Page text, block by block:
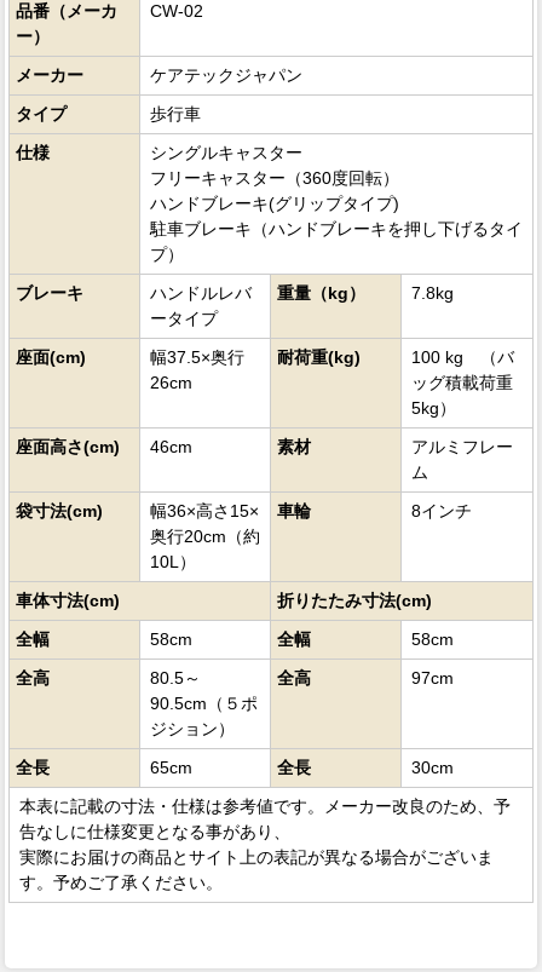
品番（メーカ
ー）
CW-02
メーカー
ケアテックジャパン
タイプ
歩行車
仕様
シングルキャスター
フリーキャスター（360度回転）
ハンドブレーキ(グリップタイプ)
駐車ブレーキ（ハンドブレーキを押し下げるタイ
プ）
ブレーキ
ハンドルレバ
ータイプ
重量（kg） 7.8kg
座面(cm)
幅37.5×奥行
26cm
耐荷重(kg)
100 kg （バ
ッグ積載荷重
5kg）
座面高さ(cm)
46cm 素材
アルミフレー
ム
袋寸法(cm)
幅36×高さ15×
奥行20cm（約
10L）
車輪 8インチ
車体寸法(cm)
折りたたみ寸法(cm)
全幅
58cm 全幅
58cm
全高
80.5～
90.5cm（５ポ
ジション）
全高 97cm
全長 65cm 全長
30cm
本表に記載の寸法・仕様は参考値です。メーカー改良のため、予
告なしに仕様変更となる事があり、
実際にお届けの商品とサイト上の表記が異なる場合がございま
す。予めご了承ください。